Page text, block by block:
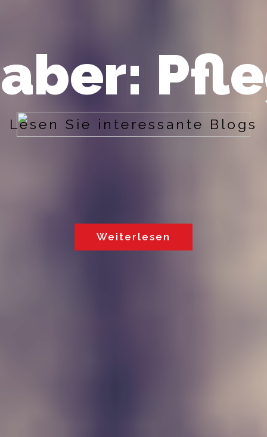
Lese n S ie i n te ress a n te B lo gs
Weiterlesen